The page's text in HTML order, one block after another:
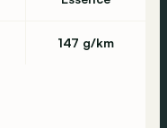
147 g/km